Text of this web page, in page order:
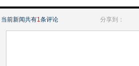
当前新闻共有1条评论 分享到：